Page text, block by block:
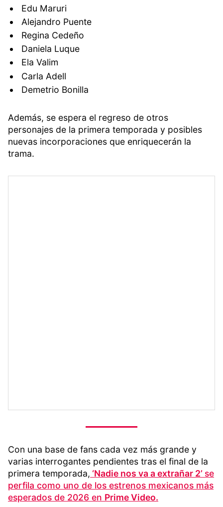
Edu Maruri
Alejandro Puente
Regina Cedeño
Daniela Luque
Ela Valim
Carla Adell
Demetrio Bonilla
Además, se espera el regreso de otros
personajes de la primera temporada y posibles
nuevas incorporaciones que enriquecerán la
trama.
Con una base de fans cada vez más grande y
varias interrogantes pendientes tras el final de la
primera temporada, ‘Nadie nos va a extrañar 2’ se
perfila como uno de los estrenos mexicanos más
esperados de 2026 en Prime Video.